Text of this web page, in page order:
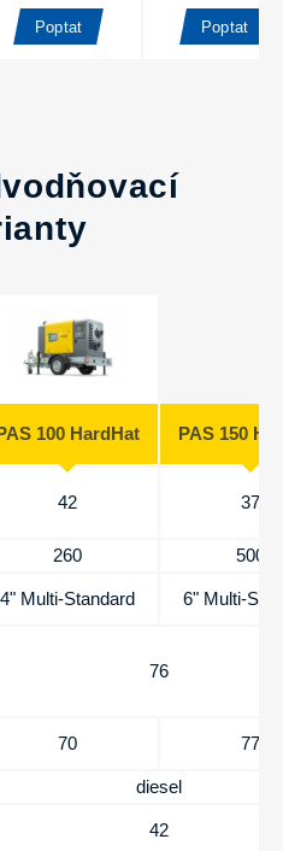
Poptat Poptat
100 HardHat PAS 150
42 37
260
500
4" Multi-Standard 6" Multi-
76
70 77
diesel
42